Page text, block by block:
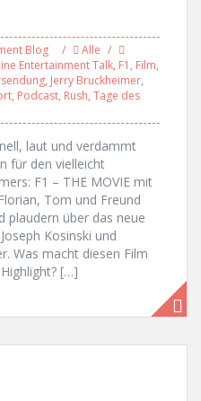
Blog
Alle
Entertainment Talk, F1 , Film,
, Jerry Bruckheimer,
, Podcast, Rush, Tage des
laut und verdammt
für den vielleicht
F1 – THE MOVIE mit
Tom und Freund
plaudern über das neue
Kosinski und
Was macht diesen Film
[…]